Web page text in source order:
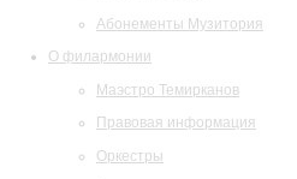
Абонементы Музитория
О филармонии
Маэстро Темирканов
Правовая информация
Оркестры